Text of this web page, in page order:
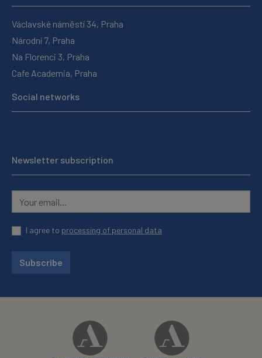
Václavské náměstí 34, Praha
Národní 7, Praha
Na Florenci 3, Praha
Cafe Academia, Praha
Social networks
Newsletter subscription
I agree to processing of personal data
Subscribe